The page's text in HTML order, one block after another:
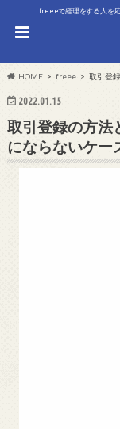
freeeで経理をする人を
HOME freee 取引登
2022.01.15
取引登録の方
にならないケ